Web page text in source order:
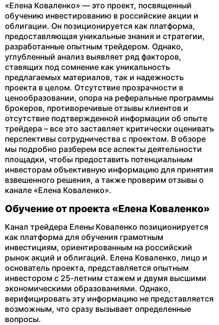
«Елена Коваленко» — это проект, посвященный
обучению инвестированию в российские акции и
облигации. Он позиционируется как платформа,
предоставляющая уникальные знания и стратегии,
разработанные опытным трейдером. Однако,
углубленный анализ выявляет ряд факторов,
ставящих под сомнение как уникальность
предлагаемых материалов, так и надежность
проекта в целом. Отсутствие прозрачности в
ценообразовании, опора на реферальные программы
брокеров, противоречивые отзывы клиентов и
отсутствие подтвержденной информации об опыте
трейдера – все это заставляет критически оценивать
перспективы сотрудничества с проектом. В обзоре
мы подробно разберем все аспекты деятельности
площадки, чтобы предоставить потенциальным
инвесторам объективную информацию для принятия
взвешенного решения, а также проверим отзывы о
канале «Елена Коваленко».
Обучение от проекта «Елена Коваленко»
Канал трейдера Елены Коваленко позиционируется
как платформа для обучения грамотным
инвестициям, ориентированным на российский
рынок акций и облигаций. Елена Коваленко, лицо и
основатель проекта, представляется опытным
инвестором с 25-летним стажем и двумя высшими
экономическими образованиями. Однако,
верифицировать эту информацию не представляется
возможным, что сразу вызывает определенные
вопросы.